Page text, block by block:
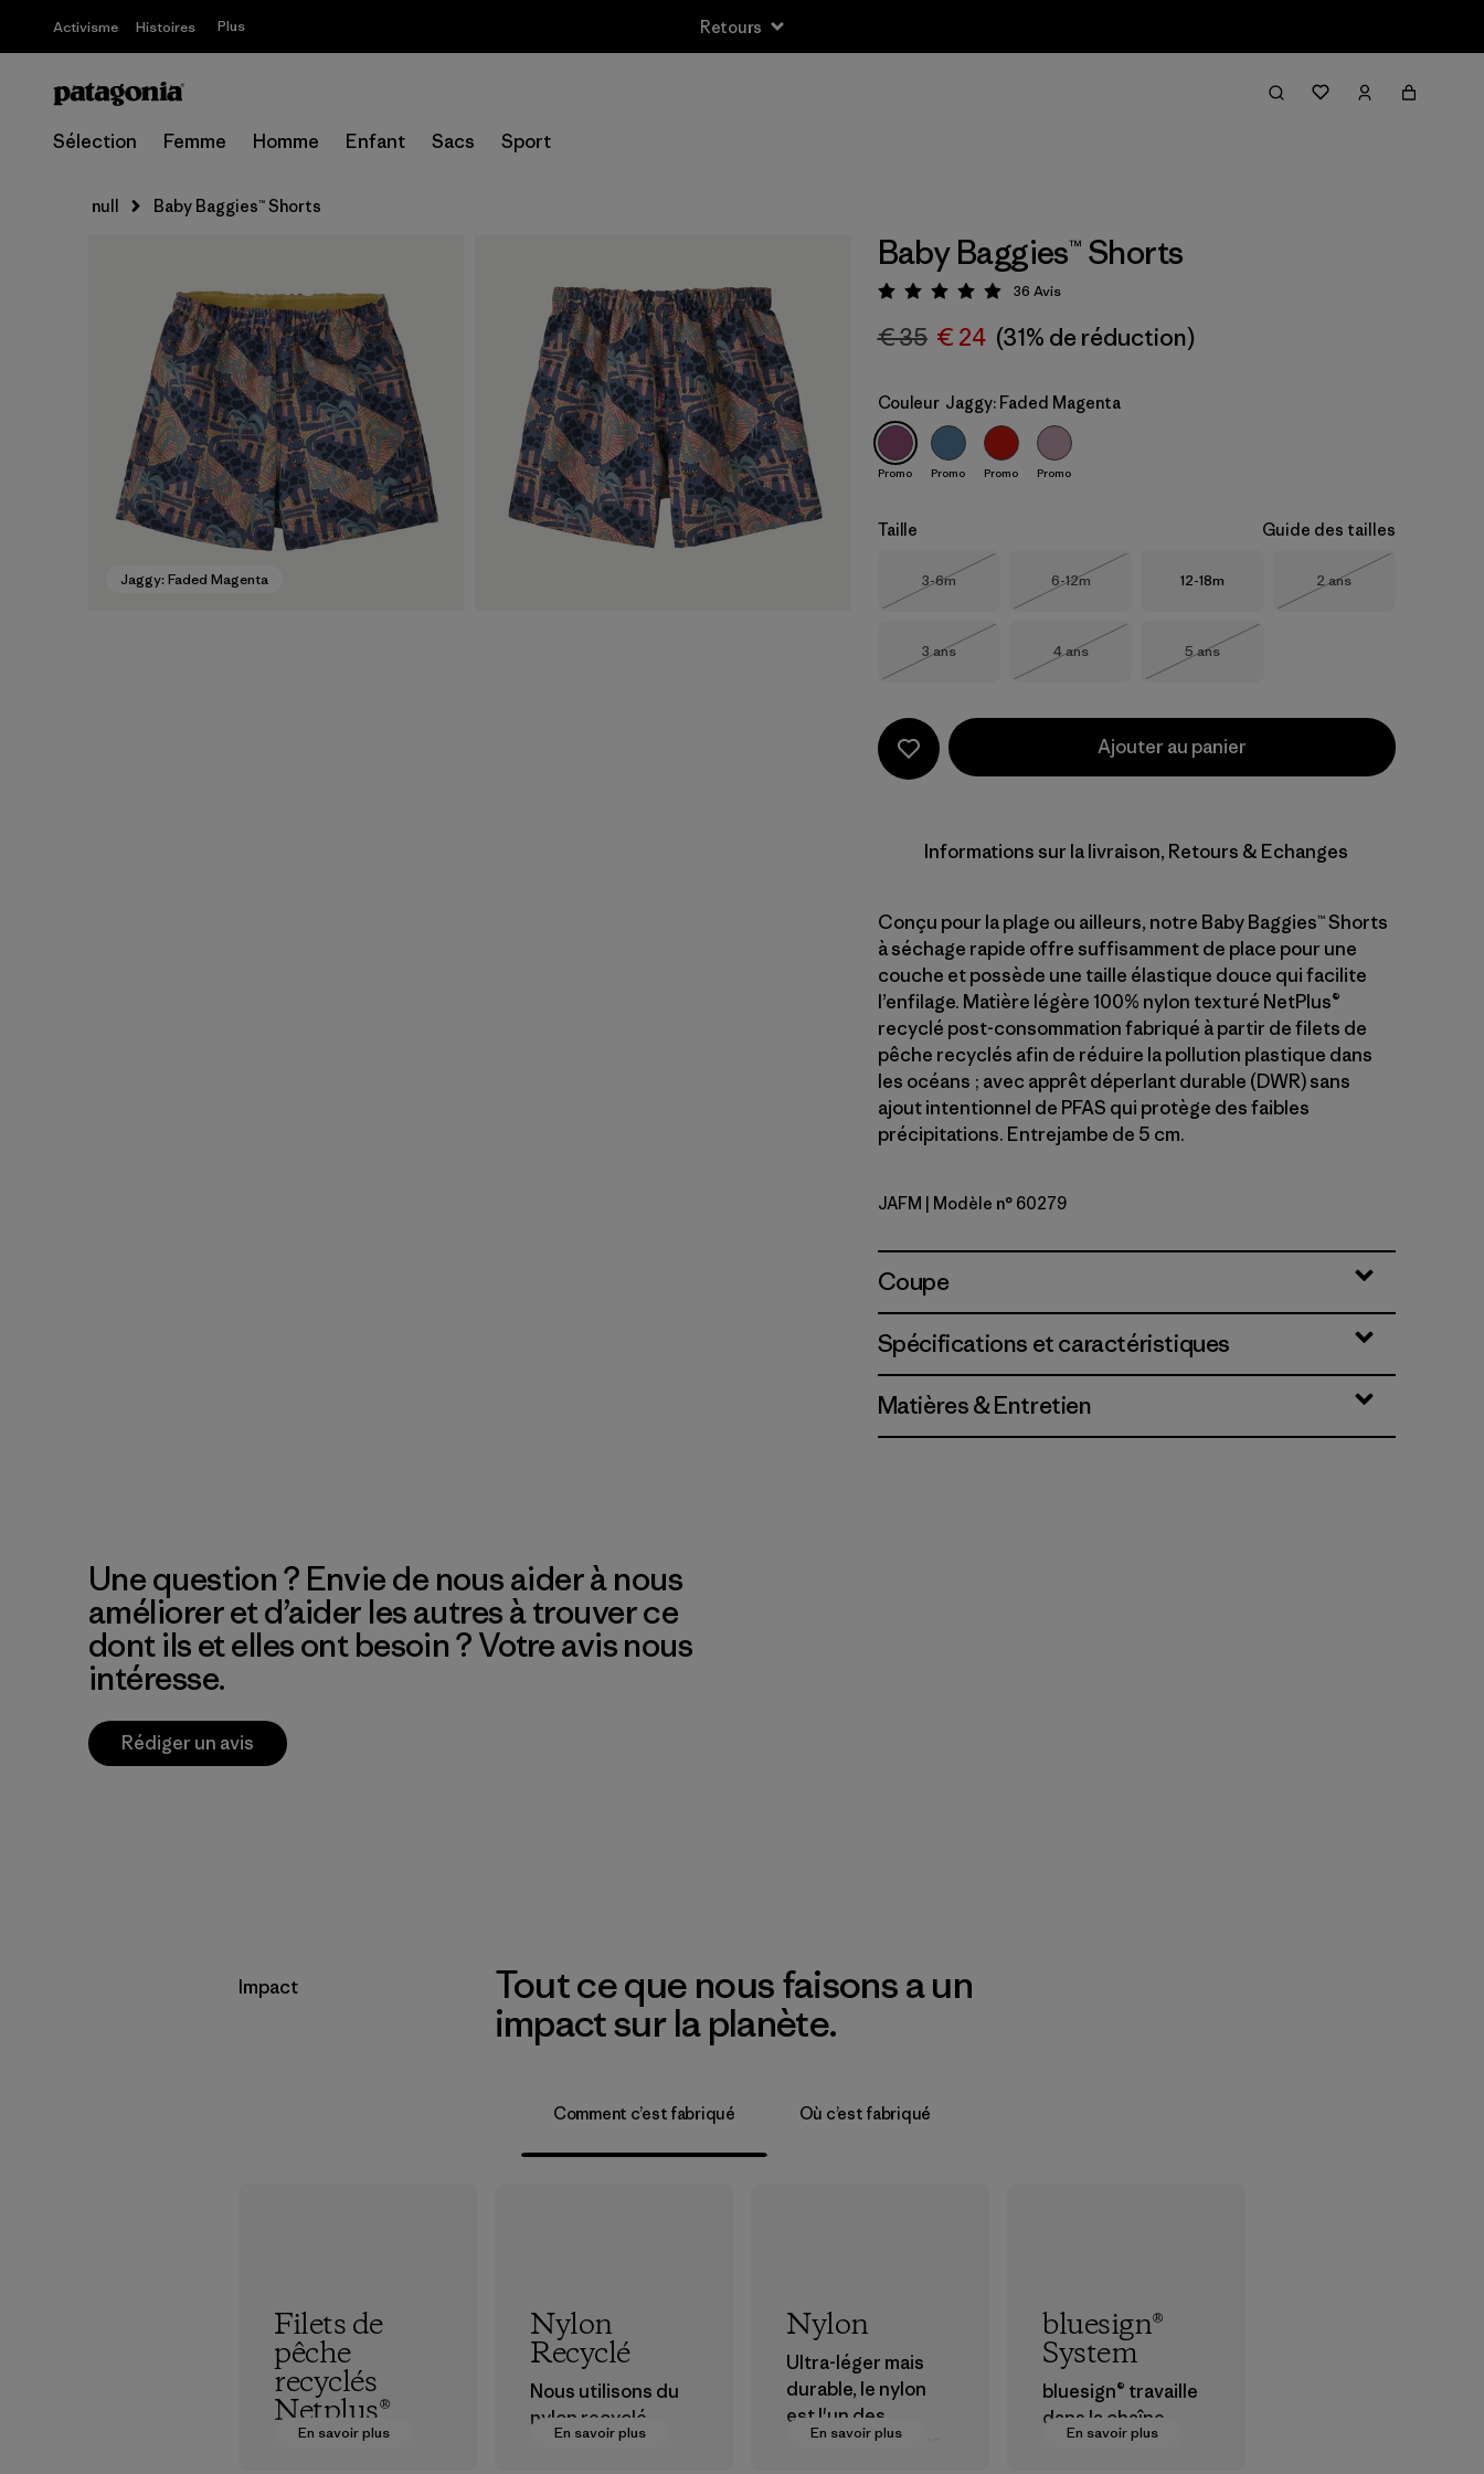
Activisme Histoires Plus Retours
Sélection Femme Homme Enfant Sacs Sport
null Baby Baggies™ Shorts
Jaggy: Faded Magenta
Baby Baggies™ Shorts
Évaluation: 4.9 / 5
36 Avis
€ 35 € 24 (31% de réduction)
Couleur Jaggy: Faded Magenta
Promo Promo Promo Promo
Taille Guide des tailles
Taille
3-6m
Taille
6-12m
Taille
12-18m Taille
2 ans
Taille
3 ans
Taille
4 ans
Taille
5 ans
Ajouter au panier
Informations sur la livraison, Retours & Echanges
Conçu pour la plage ou ailleurs, notre Baby Baggies™ Shorts
à séchage rapide offre suffisamment de place pour une
couche et possède une taille élastique douce qui facilite
l’enfilage. Matière légère 100% nylon texturé NetPlus®
recyclé post-consommation fabriqué à partir de filets de
pêche recyclés afin de réduire la pollution plastique dans
les océans ; avec apprêt déperlant durable (DWR) sans
ajout intentionnel de PFAS qui protège des faibles
précipitations. Entrejambe de 5 cm.
Jaggy: Faded Magenta
JAFM | Modèle n° 60279
Coupe
Spécifications et caractéristiques
Matières & Entretien
Une question ? Envie de nous aider à nous
améliorer et d’aider les autres à trouver ce
dont ils et elles ont besoin ? Votre avis nous
intéresse.
Rédiger un avis
Impact
Tout ce que nous faisons a un
impact sur la planète.
Comment c’est fabriqué Où c’est fabriqué
En savoir plus
Filets de
pêche
recyclés
Netplus®
Le matériau
En savoir plus
Nylon
Recyclé
Nous utilisons du
nylon recyclé
provenant de
En savoir plus
Nylon
Ultra-léger mais
durable, le nylon
est l'un des
matériaux les plus
En savoir plus
bluesign®
System
bluesign® travaille
dans la chaîne
d’approvisionneme